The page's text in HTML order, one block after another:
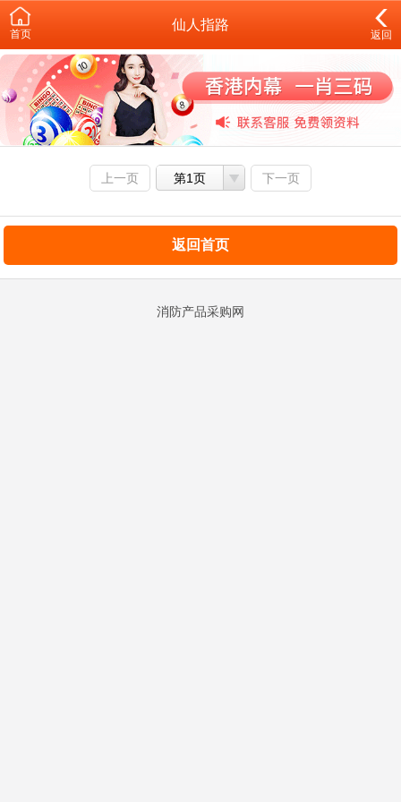
首页
仙人指路
返回
上一页 第1页 下一页
返回首页
消防产品采购网